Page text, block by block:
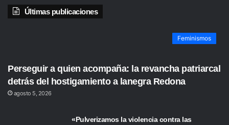
Últimas publicaciones
Feminismos
Perseguir a quien acompaña: la revancha patriarcal
detrás del hostigamiento a lanegra Redona
agosto 5, 2026
«Pulverizamos la violencia contra las